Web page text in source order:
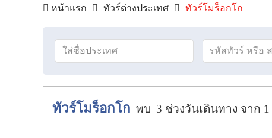
หน้าแรก ทัวร์ต่างประเทศ ทัวร์โมร็อกโก
ทัวร์โมร็อกโก พบ 3 ช่วงวันเดินทาง จาก 1